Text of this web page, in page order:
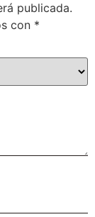
publicada.
con *